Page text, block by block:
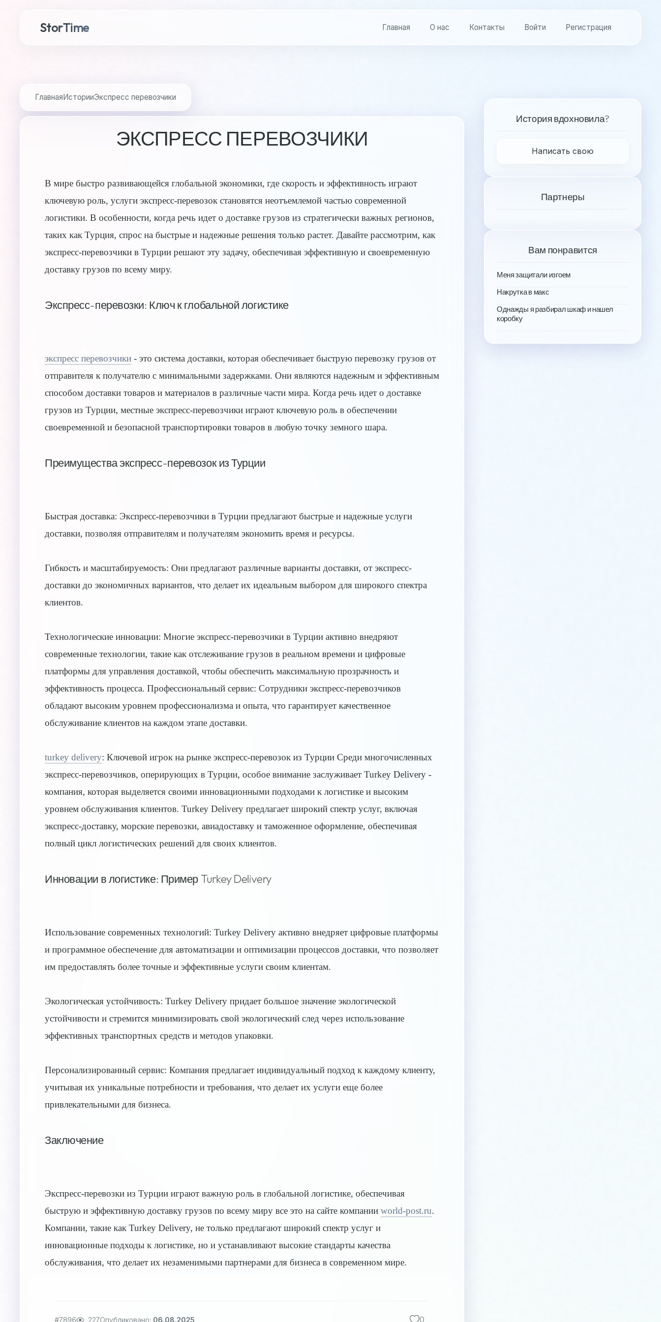
StorTime Главная О нас Контакты Войти Регистрация
ГлавнаяИсторииЭкспресс перевозчики
ЭКСПРЕСС ПЕРЕВОЗЧИКИ
В мире быстро развивающейся глобальной экономики, где скорость и эффективность играют
ключевую роль, услуги экспресс-перевозок становятся неотъемлемой частью современной
логистики. В особенности, когда речь идет о доставке грузов из стратегически важных регионов,
таких как Турция, спрос на быстрые и надежные решения только растет. Давайте рассмотрим, как
экспресс-перевозчики в Турции решают эту задачу, обеспечивая эффективную и своевременную
доставку грузов по всему миру.
Экспресс-перевозки: Ключ к глобальной логистике
экспресс перевозчики - это система доставки, которая обеспечивает быструю перевозку грузов от
отправителя к получателю с минимальными задержками. Они являются надежным и эффективным
способом доставки товаров и материалов в различные части мира. Когда речь идет о доставке
грузов из Турции, местные экспресс-перевозчики играют ключевую роль в обеспечении
своевременной и безопасной транспортировки товаров в любую точку земного шара.
Преимущества экспресс-перевозок из Турции
Быстрая доставка: Экспресс-перевозчики в Турции предлагают быстрые и надежные услуги
доставки, позволяя отправителям и получателям экономить время и ресурсы.
Гибкость и масштабируемость: Они предлагают различные варианты доставки, от экспресс-
доставки до экономичных вариантов, что делает их идеальным выбором для широкого спектра
клиентов.
Технологические инновации: Многие экспресс-перевозчики в Турции активно внедряют
современные технологии, такие как отслеживание грузов в реальном времени и цифровые
платформы для управления доставкой, чтобы обеспечить максимальную прозрачность и
эффективность процесса. Профессиональный сервис: Сотрудники экспресс-перевозчиков
обладают высоким уровнем профессионализма и опыта, что гарантирует качественное
обслуживание клиентов на каждом этапе доставки.
turkey delivery: Ключевой игрок на рынке экспресс-перевозок из Турции Среди многочисленных
экспресс-перевозчиков, оперирующих в Турции, особое внимание заслуживает Turkey Delivery -
компания, которая выделяется своими инновационными подходами к логистике и высоким
уровнем обслуживания клиентов. Turkey Delivery предлагает широкий спектр услуг, включая
экспресс-доставку, морские перевозки, авиадоставку и таможенное оформление, обеспечивая
полный цикл логистических решений для своих клиентов.
Инновации в логистике: Пример Turkey Delivery
Использование современных технологий: Turkey Delivery активно внедряет цифровые платформы
и программное обеспечение для автоматизации и оптимизации процессов доставки, что позволяет
им предоставлять более точные и эффективные услуги своим клиентам.
Экологическая устойчивость: Turkey Delivery придает большое значение экологической
устойчивости и стремится минимизировать свой экологический след через использование
эффективных транспортных средств и методов упаковки.
Персонализированный сервис: Компания предлагает индивидуальный подход к каждому клиенту,
учитывая их уникальные потребности и требования, что делает их услуги еще более
привлекательными для бизнеса.
Заключение
Экспресс-перевозки из Турции играют важную роль в глобальной логистике, обеспечивая
быструю и эффективную доставку грузов по всему миру все это на сайте компании world-post.ru.
Компании, такие как Turkey Delivery, не только предлагают широкий спектр услуг и
инновационные подходы к логистике, но и устанавливают высокие стандарты качества
обслуживания, что делает их незаменимыми партнерами для бизнеса в современном мире.
#7896 227Опубликовано: 06.08.2025 0
История вдохновила?
Написать свою
Партнеры
Вам понравится
Меня защитали изгоем
Накрутка в макс
Однажды я разбирал шкаф и нашел
коробку